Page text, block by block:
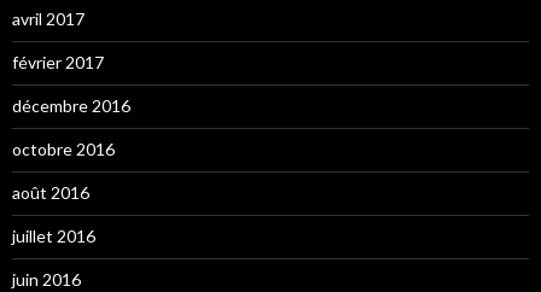
avril 2017
février 2017
décembre 2016
octobre 2016
août 2016
juillet 2016
juin 2016